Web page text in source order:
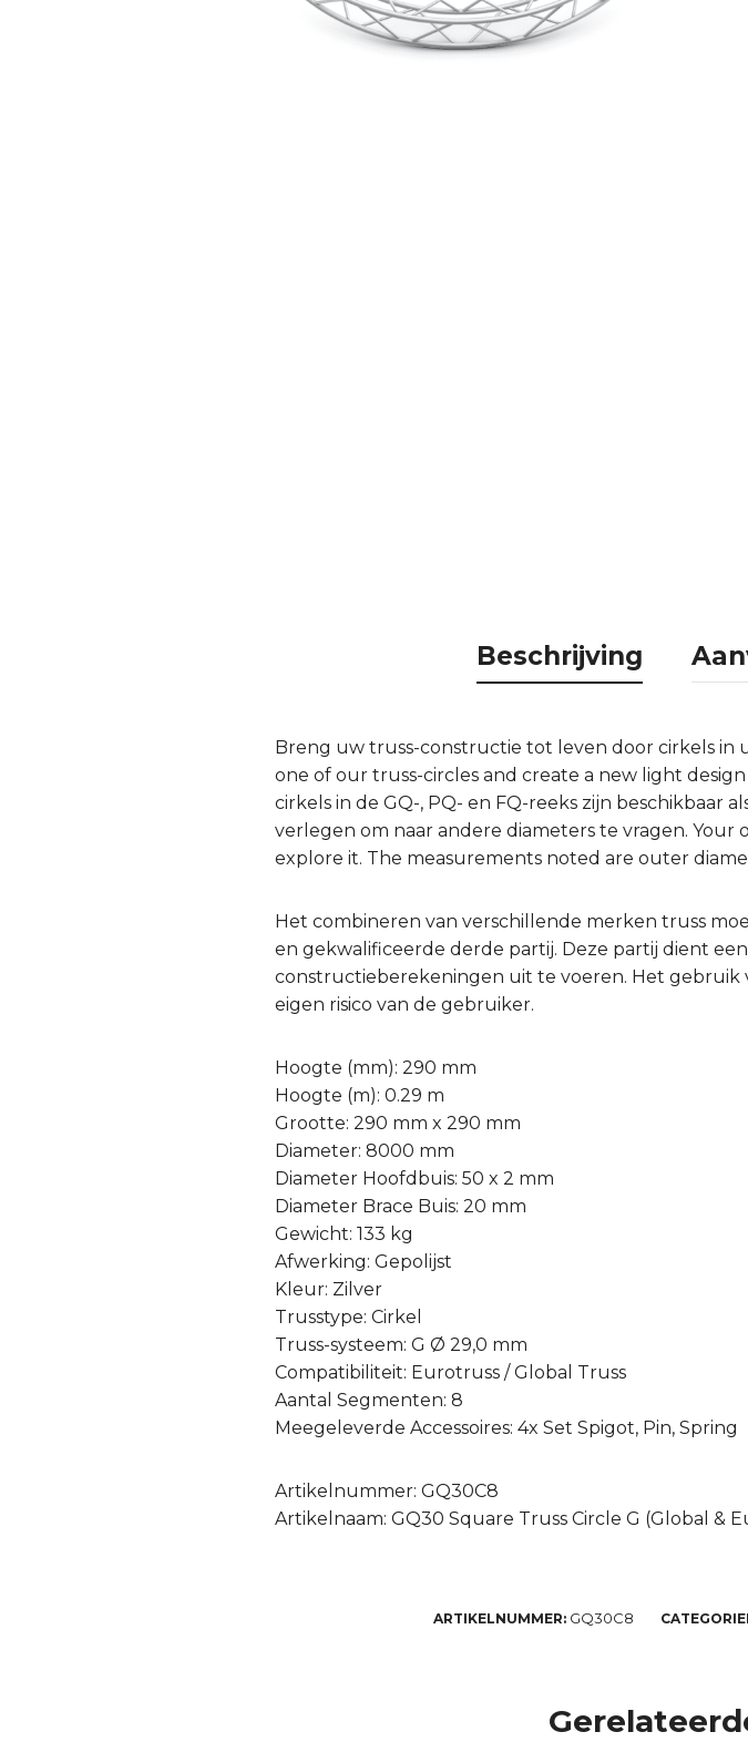
Beschrijving
Breng uw truss-constructie tot leven door cirkels in
one of our truss-circles and create a new light
cirkels in de GQ-, PQ- en FQ-reeks zijn beschikbaar
verlegen om naar andere diameters te vragen. Your
explore it. The measurements noted are outer
Het combineren van verschillende merken truss
en gekwalificeerde derde partij. Deze partij dient
constructieberekeningen uit te voeren. Het gebruik
eigen risico van de gebruiker.
Hoogte (mm): 290 mm
Hoogte (m): 0.29 m
Grootte: 290 mm x 290 mm
Diameter: 8000 mm
Diameter Hoofdbuis: 50 x 2 mm
Diameter Brace Buis: 20 mm
Gewicht: 133 kg
Afwerking: Gepolijst
Kleur: Zilver
Trusstype: Cirkel
Truss-systeem: G Ø 29,0 mm
Compatibiliteit: Eurotruss / Global Truss
Aantal Segmenten: 8
Meegeleverde Accessoires: 4x Set Spigot, Pin, Spring
Artikelnummer: GQ30C8
Artikelnaam: GQ30 Square Truss Circle G (Global &
ARTIKELNUMMER: GQ30C8